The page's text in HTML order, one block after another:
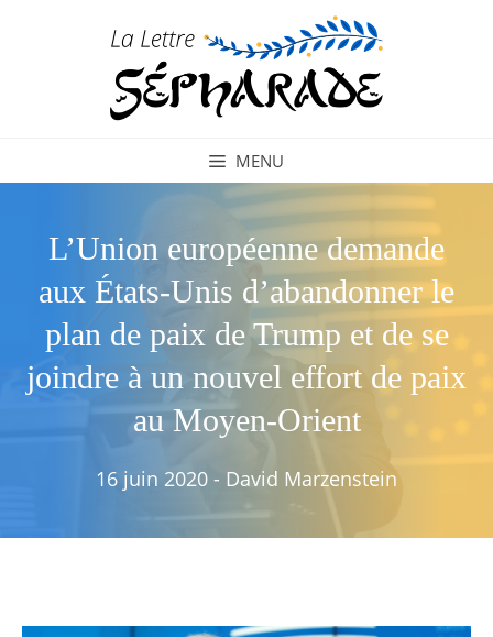
MENU
L’Union européenne demande
aux États-Unis d’abandonner le
plan de paix de Trump et de se
joindre à un nouvel effort de paix
au Moyen-Orient
16 juin 2020 - David Marzenstein